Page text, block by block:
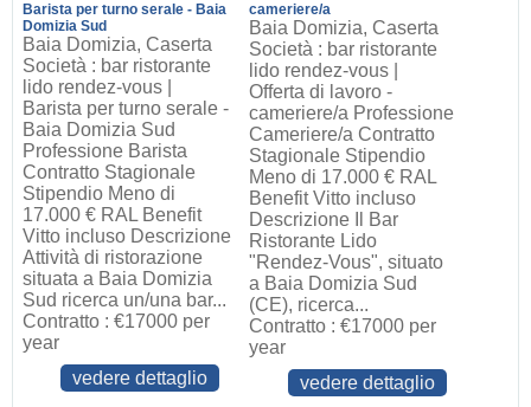
Barista per turno serale - Baia
Domizia Sud
Baia Domizia, Caserta
Società : bar ristorante
lido rendez-vous |
Barista per turno serale -
Baia Domizia Sud
Professione Barista
Contratto Stagionale
Stipendio Meno di
17.000 € RAL Benefit
Vitto incluso Descrizione
Attività di ristorazione
situata a Baia Domizia
Sud ricerca un/una bar...
Contratto : €17000 per
year
vedere dettaglio
cameriere/a
Baia Domizia, Caserta
Società : bar ristorante
lido rendez-vous |
Offerta di lavoro -
cameriere/a Professione
Cameriere/a Contratto
Stagionale Stipendio
Meno di 17.000 € RAL
Benefit Vitto incluso
Descrizione Il Bar
Ristorante Lido
"Rendez-Vous", situato
a Baia Domizia Sud
(CE), ricerca...
Contratto : €17000 per
year
vedere dettaglio